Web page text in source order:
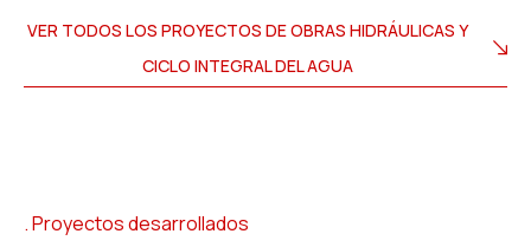
VER TODOS LOS PROYECTOS DE OBRAS HIDRÁULICAS Y
CICLO INTEGRAL DEL AGUA
Proyectos desarrollados